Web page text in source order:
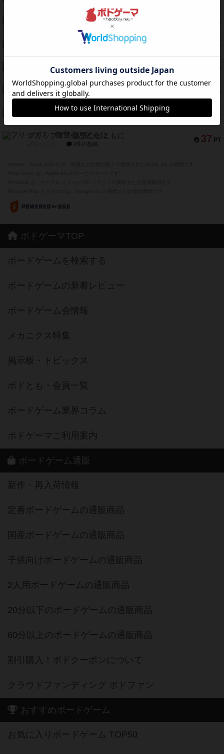
PT
クランク! ：冒険者たち（拡張）
4件の投稿
PT
PT
スターマイン・ラミー ポケット
紹介文あり 2件の投稿
PT
海兵隊
紹介文あり 1件の投稿
39 PT
スーパーストア3000
37 PT
フリップ７：復讐心とともに
2件の投稿
ボドゲーマTOP
ボードゲームを検索する
ボードゲームの新着レビュー
ボードゲーム会情報
メカニクス特集
掲示板・トピックス
ボドとも・会員一覧
ボードゲーム業界コラム
ボドゲーマご利用案内
ボードゲーム通販
新作・再入荷情報
定番ボードゲームの通販商品
国産ボードゲームの通販商品
子供向けボードゲームの通販商品
2人用ボードゲームの通販商品
20分以下のボードゲームの通販商品
60分以上のボードゲームの通販商品
割引購入！ボドクーポンについて
クラウドファンディング ボドファン
おすすめボードゲーム
お気に入りボードゲーム TOP50